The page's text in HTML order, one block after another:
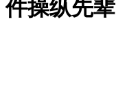
件操纵先